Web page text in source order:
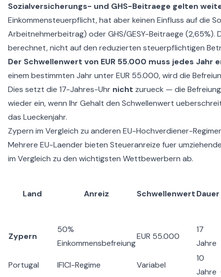
Sozialversicherungs- und GHS-Beitraege gelten
Einkommensteuerpflicht, hat aber keinen Einfluss auf die
Arbeitnehmerbeitrag) oder GHS/GESY-Beitraege (2,65%).
berechnet, nicht auf den reduzierten steuerpflichtigen
Der Schwellenwert von EUR 55.000 muss jedes Jahr
einem bestimmten Jahr unter EUR 55.000, wird die
Dies setzt die 17-Jahres-Uhr nicht zurueck — die
wieder ein, wenn Ihr Gehalt den Schwellenwert
das Lueckenjahr.
Zypern im Vergleich zu anderen EU-Hochverdiener-
Mehrere EU-Laender bieten Steueranreize fuer
im Vergleich zu den wichtigsten Wettbewerbern ab.
Land Anreiz SchwellenwertDauer
Zypern
50%
Einkommensbefreiung
EUR 55.000
17
Jahre
Portugal IFICI-Regime Variabel
10
Jahre